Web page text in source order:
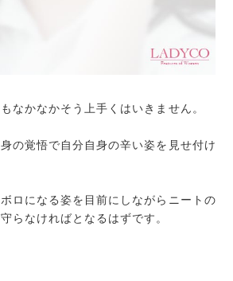
なかなかそう上手くはいきません。
の覚悟で自分自身の辛い姿を見せ付け
ロになる姿を目前にしながらニートの
らなければとなるはずです。